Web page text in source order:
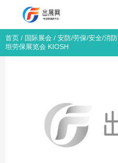
首页 / 国际展会 /安防/劳保/安全/消防
坦劳保展览会 KIOSH